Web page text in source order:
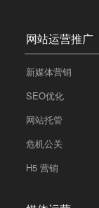
网站运营推广
新媒体营销
SEO优化
网站托管
危机公关
H5 营销